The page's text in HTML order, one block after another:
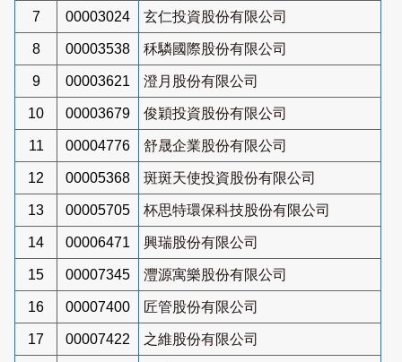
7 00003024 玄仁投資股份有限公司
8 00003538 秝驎國際股份有限公司
9 00003621 澄月股份有限公司
10 00003679 俊穎投資股份有限公司
11 00004776 舒晟企業股份有限公司
12 00005368 斑斑天使投資股份有限公司
13 00005705 杯思特環保科技股份有限公司
14 00006471 興瑞股份有限公司
15 00007345 灃源寓樂股份有限公司
16 00007400 匠管股份有限公司
17 00007422 之維股份有限公司